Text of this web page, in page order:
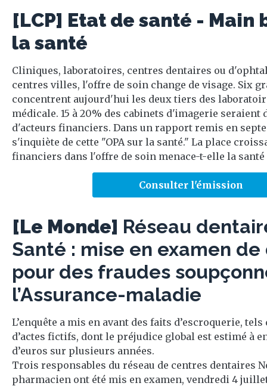
[LCP] Etat de santé - Main
la santé
Cliniques, laboratoires, centres dentaires ou
centres villes, l'offre de soin change de visage. Six
concentrent aujourd'hui les deux tiers des
médicale. 15 à 20% des cabinets d'imagerie seraient
d'acteurs financiers. Dans un rapport remis en
s'inquiète de cette "OPA sur la santé." La place
financiers dans l'offre de soin menace-t-elle la santé
Consulter l'émission
[Le Monde] Réseau
Santé : mise en examen
pour des fraudes
l’Assurance-maladie
L’enquête a mis en avant des faits d’escroquerie,
d’actes fictifs, dont le préjudice global est estimé à
d’euros sur plusieurs années.
Trois responsables du réseau de centres dentaires
pharmacien ont été mis en examen, vendredi 4